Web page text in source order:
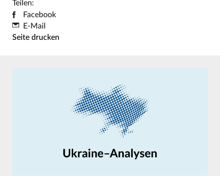
Teilen:
Facebook
E-Mail
Seite drucken